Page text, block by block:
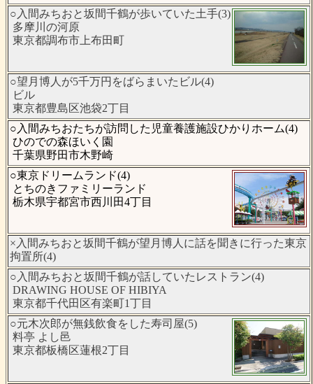
○入間みちおと坂間千鶴が歩いていた土手(3)
多摩川の河原
東京都調布市上布田町
○望月博人が5千万円をばらまいたビル(4)
ビル
東京都豊島区池袋2丁目
○入間みちおたちが訪問した児童養護施設ひかりホーム(4)
ひのでの森ほいく園
千葉県野田市木野崎
○東京ドリームランド(4)
とちのきファミリーランド
栃木県宇都宮市西川田4丁目
×入間みちおと坂間千鶴が望月博人に話を聞きに行った東京
拘置所(4)
○入間みちおと坂間千鶴が話していたレストラン(4)
DRAWING HOUSE OF HIBIYA
東京都千代田区有楽町1丁目
○元木次郎が無銭飲食をした寿司屋(5)
料亭 よし邑
東京都板橋区蓮根2丁目